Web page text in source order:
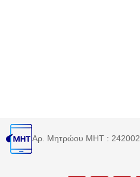
Αρ. Μητρώου MHT : 242002